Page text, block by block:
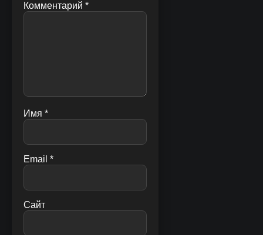
Комментарий *
Имя *
Email *
Сайт